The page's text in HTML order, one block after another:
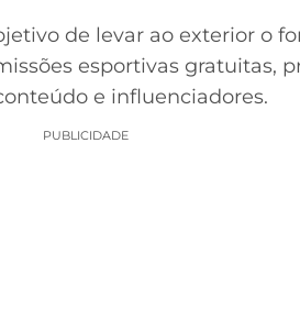
de levar ao exterior o
esportivas gratuitas,
e influenciadores.
PUBLICIDADE